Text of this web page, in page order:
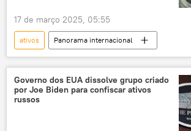
17 de março 2025, 05:55
ativos
Panorama internacional
Economia
Europa
Rússia
Donald Trump
Vladimir Putin
Ocidente
Banco Central da Rússia
Governo dos EUA dissolve grupo criado
por Joe Biden para confiscar ativos
russos